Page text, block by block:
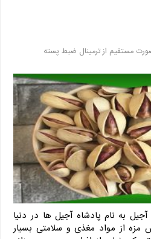
مستقیم از ترمینال ضبط پسته
به نام پادشاه آجیل ها در دنیا
از مواد مغذی و سلامتی بسیار